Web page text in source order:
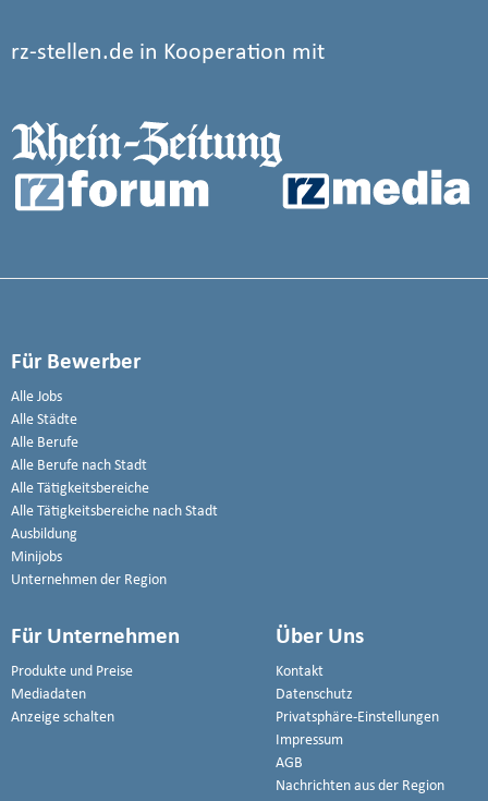
rz-stellen.de in Kooperation mit
Für Bewerber
Alle Jobs
Alle Städte
Alle Berufe
Alle Berufe nach Stadt
Alle Tätigkeitsbereiche
Alle Tätigkeitsbereiche nach Stadt
Ausbildung
Minijobs
Unternehmen der Region
Für Unternehmen
Produkte und Preise
Mediadaten
Anzeige schalten
Über Uns
Kontakt
Datenschutz
Privatsphäre-Einstellungen
Impressum
AGB
Nachrichten aus der Region